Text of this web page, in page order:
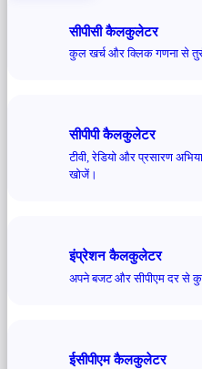
सीपीसी कैलकुलेटर
कुल खर्च और क्लिक गणना से
सीपीपी कैलकुलेटर
टीवी, रेडियो और प्रसारण
खोजें।
इंप्रेशन कैलकुलेटर
अपने बजट और सीपीएम दर से
ईसीपीएम कैलकुलेटर